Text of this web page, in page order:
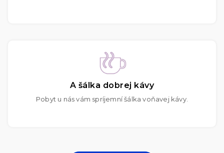
A šálka dobrej kávy
Pobyt u nás vám spríjemní šálka voňavej kávy.